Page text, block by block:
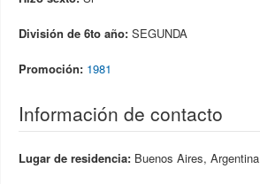
División de 6to año: SEGUNDA
Promoción: 1981
Información de contacto
Lugar de residencia: Buenos Aires, Argentina